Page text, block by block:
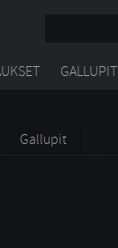
GALLUPIT
Gallupit